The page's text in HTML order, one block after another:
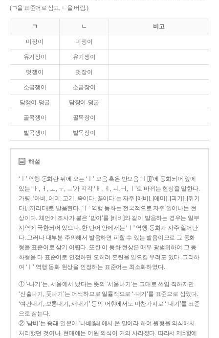
(ㄱ을 표준어로 삼고, ㄴ을 버림.)
ㄱ ㄴ 비고
미장이 미쟁이
유기장이 유기쟁이
멋쟁이 멋장이
소금쟁이 소금장이
담쟁이-덩굴 담장이-덩굴
골목쟁이 골목장이
발목쟁이 발목장이
해설
‘ㅣ’ 역행 동화란 뒤에 오는 ‘ㅣ’ 모음 혹은 반모음 ‘ㅣ[j]’에 동화되어 앞에
있는 ‘ㅏ, ㅓ, ㅗ, ㅜ, ㅡ’가 각각 ‘ㅐ, ㅔ, ㅚ, ㅟ, ㅣ’로 바뀌는 현상을 말한다.
가령, ‘아비, 어미, 고기, 죽이다, 끓이다’는 자주 [애비], [에미], [괴기], [쥐기
다], [끼리다]로 발음된다. ‘ㅣ’ 역행 동화는 전국적으로 자주 일어나는 현
상이다. 체언에 조사가 붙은 ‘밥이’를 [배비]와 같이 발음하는 경우는 일부
지역에 국한되어 있으나, 한 단어 안에서는 ‘ㅣ’ 역행 동화가 자주 일어난
다. 그러나 대부분 주의해서 발음하면 피할 수 있는 발음이므로 그 동화
형을 표준어로 삼기 어렵다. 또한 이 동화 현상은 매우 광범위하여 그 동
화형을 다 표준어로 인정하면 오히려 혼란을 일으킬 우려도 있다. 그리하
여 ‘ㅣ’ 역행 동화 현상을 인정하는 표준어는 최소화하였다.
① ‘-나기’는, 서울에서 났다는 뜻의 ‘서울나기’는 그대로 쓰임 직하지만
‘신출나기, 풋나기’는 어색하므로 일률적으로 ‘-내기’를 표준으로 삼았다.
‘여간내기, 보통내기, 새내기’ 등의 어휘에서도 마찬가지로 ‘-내기’를 표준
으로 삼는다.
② ‘남비’는 종래 일본어 ‘나베[鍋]’에서 온 말이라 하여 원형을 의식해서
처리했던 것이나, 현대에는 어원 의식이 거의 사라졌다. 따라서 제5항에